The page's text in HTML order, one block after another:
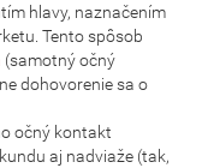
hlavy, naznačením
Tento spôsob
(samotný očný
dohovorenie sa o
očný kontakt
aj nadviaže (tak,